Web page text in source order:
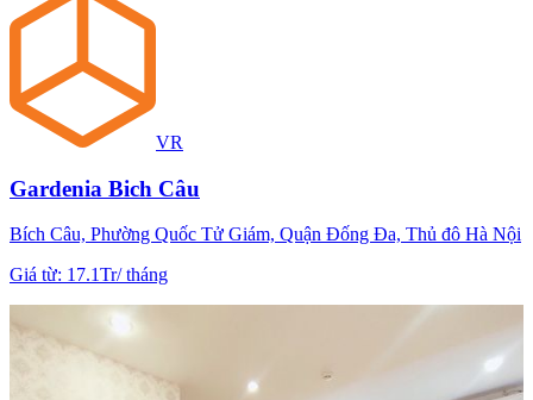
VR
Gardenia Bich Câu
Bích Câu, Phường Quốc Tử Giám, Quận Đống Đa, Thủ đô Hà Nội
Giá từ: 17.1Tr/tháng